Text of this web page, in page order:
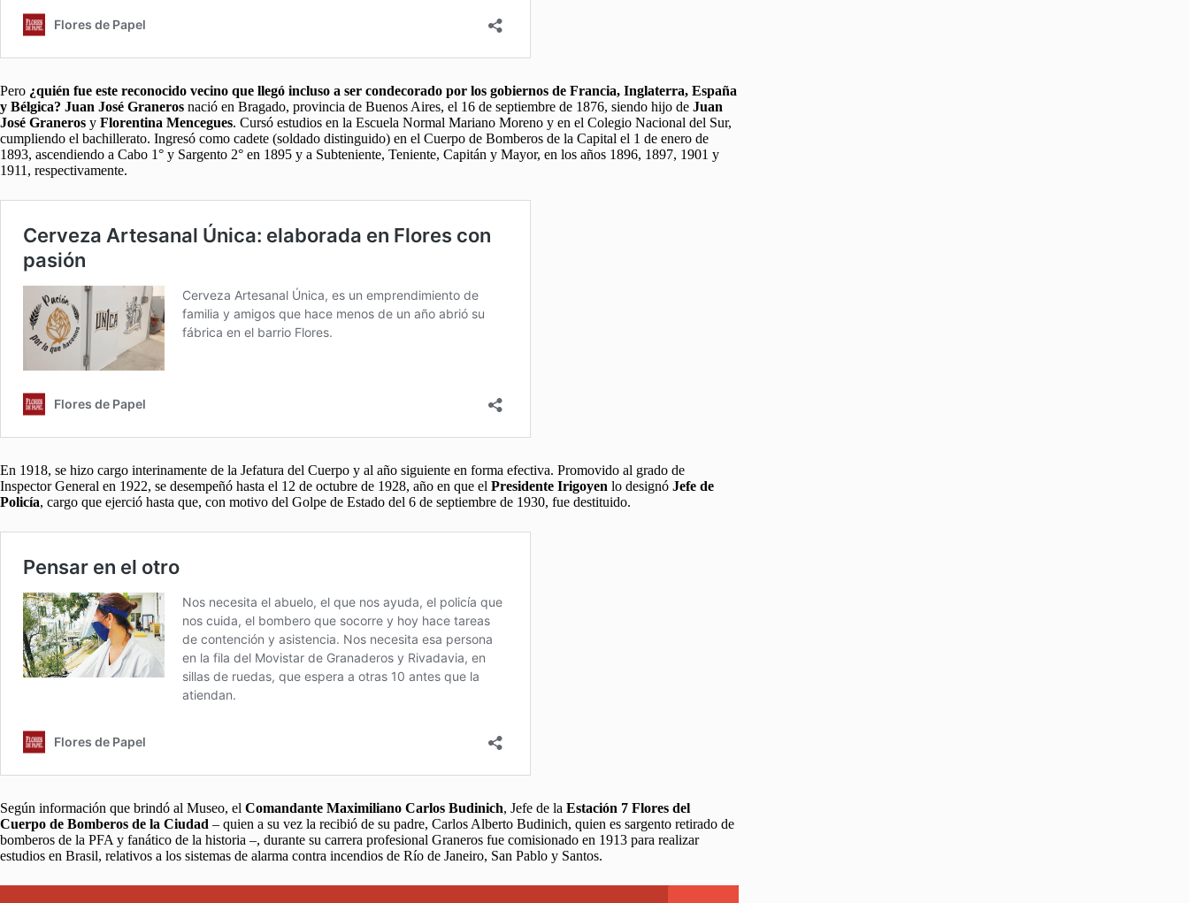
Pero ¿quién fue este reconocido vecino que llegó incluso a ser condecorado por los gobiernos de Francia, Inglaterra, España
y Bélgica? Juan José Graneros nació en Bragado, provincia de Buenos Aires, el 16 de septiembre de 1876, siendo hijo de Juan
José Graneros y Florentina Mencegues. Cursó estudios en la Escuela Normal Mariano Moreno y en el Colegio Nacional del Sur,
cumpliendo el bachillerato. Ingresó como cadete (soldado distinguido) en el Cuerpo de Bomberos de la Capital el 1 de enero de
1893, ascendiendo a Cabo 1° y Sargento 2° en 1895 y a Subteniente, Teniente, Capitán y Mayor, en los años 1896, 1897, 1901 y
1911, respectivamente.
En 1918, se hizo cargo interinamente de la Jefatura del Cuerpo y al año siguiente en forma efectiva. Promovido al grado de
Inspector General en 1922, se desempeñó hasta el 12 de octubre de 1928, año en que el Presidente Irigoyen lo designó Jefe de
Policía, cargo que ejerció hasta que, con motivo del Golpe de Estado del 6 de septiembre de 1930, fue destituido.
Según información que brindó al Museo, el Comandante Maximiliano Carlos Budinich, Jefe de la Estación 7 Flores del
Cuerpo de Bomberos de la Ciudad – quien a su vez la recibió de su padre, Carlos Alberto Budinich, quien es sargento retirado de
bomberos de la PFA y fanático de la historia –, durante su carrera profesional Graneros fue comisionado en 1913 para realizar
estudios en Brasil, relativos a los sistemas de alarma contra incendios de Río de Janeiro, San Pablo y Santos.